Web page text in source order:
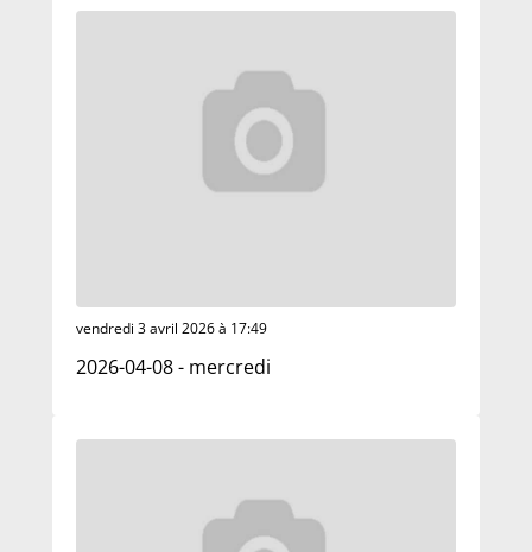
vendredi 3 avril 2026 à 17:49
2026-04-08 - mercredi